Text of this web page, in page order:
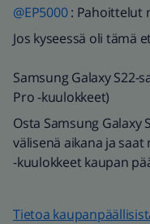
@EP5000: Pahoittelut
Jos kyseessä oli tämä
Samsung Galaxy S22-
Pro -kuulokkeet)
Osta Samsung Galaxy
välisenä aikana ja
-kuulokkeet kaupan
Tietoa